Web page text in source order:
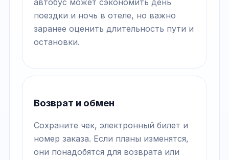
автобус может сэкономить день
поездки и ночь в отеле, но важно
заранее оценить длительность пути и
остановки.
Возврат и обмен
Сохраните чек, электронный билет и
номер заказа. Если планы изменятся,
они понадобятся для возврата или